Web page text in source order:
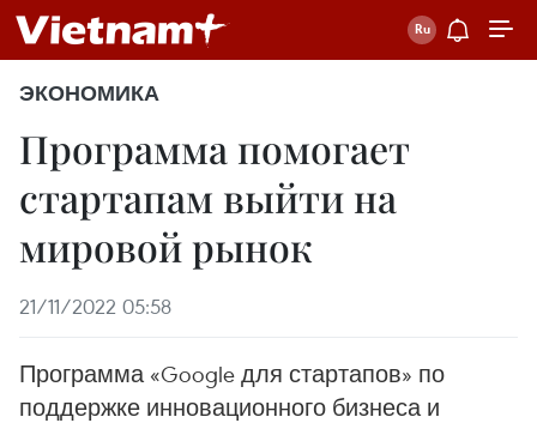
ЭКОНОМИКА
Программа помогает
стартапам выйти на
мировой рынок
21/11/2022 05:58
Программа «Google для стартапов» по
поддержке инновационного бизнеса и